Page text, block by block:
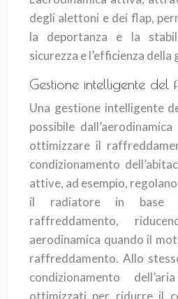
degli alettoni e dei flap,
la deportanza e la
sicurezza e l’efficienza della
Gestione intelligente del
Una gestione intelligente
possibile
ottimizzare il
condizionamento
attive, ad esempio,
il radiatore in base
raffreddamento,
aerodinamica quando il
raffreddamento. Allo
condizionamento
ottimizzati per ridurre il